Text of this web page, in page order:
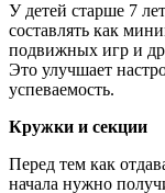
У детей старше 7
составлять как
подвижных игр и
Это улучшает
успеваемость.
Кружки и секции
Перед тем как
начала нужно